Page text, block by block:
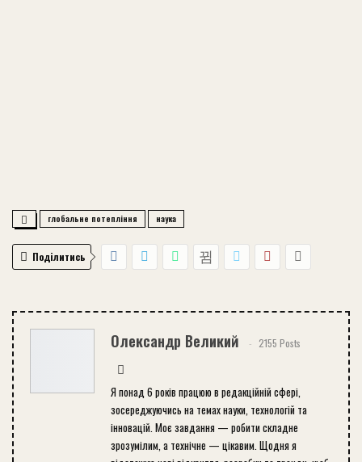
глобальне потепління наука
Поділитись
Олександр Великий 2155 Posts
Я понад 6 років працюю в редакційній сфері,
зосереджуючись на темах науки, технологій та
інновацій. Моє завдання — робити складне
зрозумілим, а технічне — цікавим. Щодня я